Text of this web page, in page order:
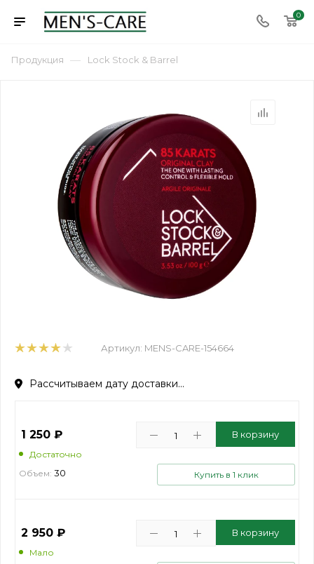
0
Продукция — Lock Stock & Barrel
Артикул: MENS-CARE-154664
Рассчитываем дату доставки...
1 250 ₽
Достаточно
Объем: 30
В корзину
Купить в 1 клик
2 950 ₽
Мало
В корзину